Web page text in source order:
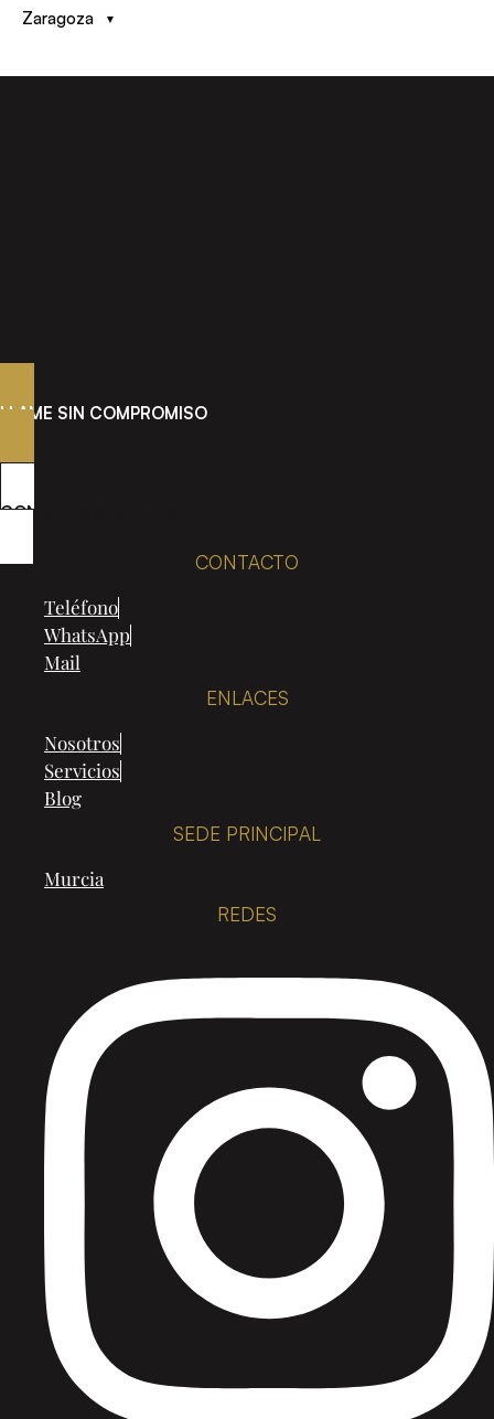
Zaragoza
LLAME SIN COMPROMISO
CONSULTA GRATUITA
CONTACTO
Teléfono
WhatsApp
Mail
ENLACES
Nosotros
Servicios
Blog
SEDE PRINCIPAL
Murcia
REDES